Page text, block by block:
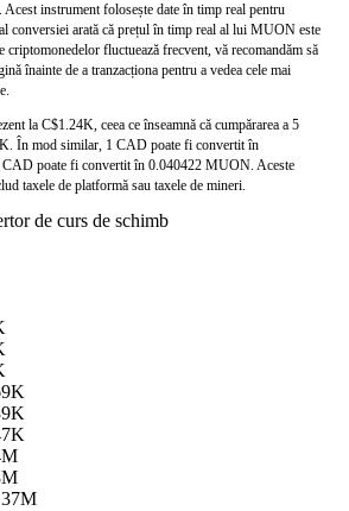
instrument folosește date în timp real pentru
conversiei arată că prețul în timp real al lui MUON este
fluctuează frecvent, vă recomandăm să
înainte de a tranzacționa pentru a vedea cele mai
la C$1.24K, ceea ce înseamnă că cumpărarea a 5
În mod similar, 1 CAD poate fi convertit în
poate fi convertit în 0.040422 MUON. Aceste
taxele de platformă sau taxele de mineri.
de curs de schimb